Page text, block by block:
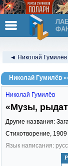
◄ Николай Гумилёв
Николай Гумилёв
Николай Гумилёв
«Музы,
Другие названия:
Стихотворение, 1909
Язык написания: